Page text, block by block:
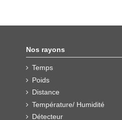
Nos rayons
Temps
Poids
Distance
Température/ Humidité
Détecteur